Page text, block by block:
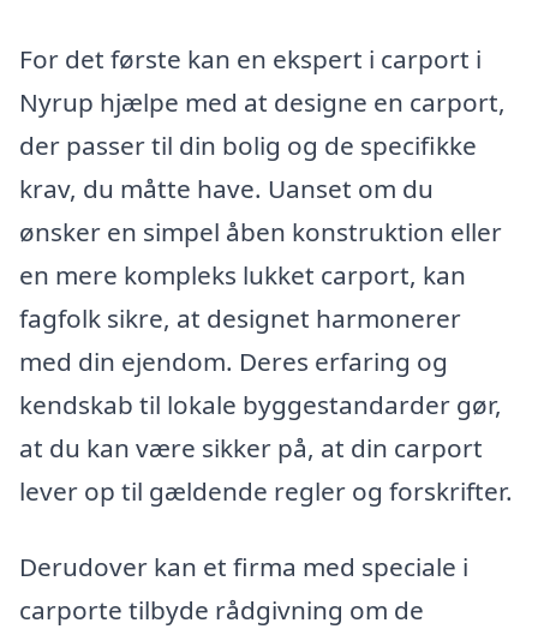
For det første kan en ekspert i carport i
Nyrup hjælpe med at designe en carport,
der passer til din bolig og de specifikke
krav, du måtte have. Uanset om du
ønsker en simpel åben konstruktion eller
en mere kompleks lukket carport, kan
fagfolk sikre, at designet harmonerer
med din ejendom. Deres erfaring og
kendskab til lokale byggestandarder gør,
at du kan være sikker på, at din carport
lever op til gældende regler og forskrifter.
Derudover kan et firma med speciale i
carporte tilbyde rådgivning om de